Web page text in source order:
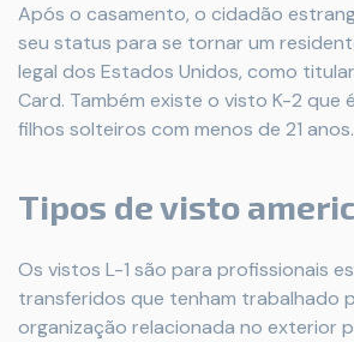
Após o casamento, o cidadão
seu status para se tornar um
legal dos Estados Unidos, como
Card. Também existe o visto K-2 que
filhos solteiros com menos de 21 anos.
Tipos de visto
Os vistos L-1 são para profissionais
transferidos que tenham trabalhado
organização relacionada no exterior